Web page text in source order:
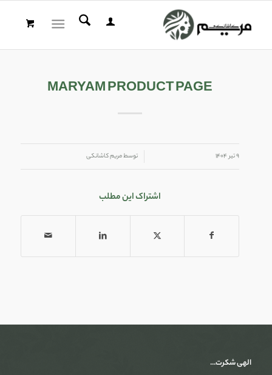
MARYAM PRODUCT PAGE
۹ تیر ۱۴۰۴ توسطمریم کاشانکی
اشتراک این مطلب
الهی شکرت…